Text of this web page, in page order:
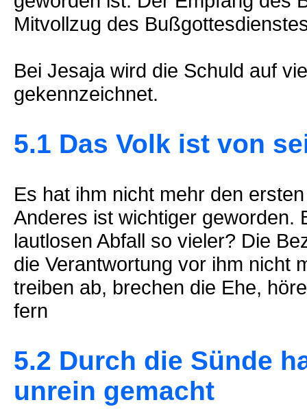
Mitvollzug des
Bei Jesaja wird die Schuld auf
gekennzeichnet.
5.1 Das Volk ist von
Es hat ihm nicht mehr den
Anderes ist wichtiger
lautlosen Abfall so vieler? Die
die Verantwortung vor ihm nicht
treiben ab, brechen die Ehe,
fern
5.2 Durch die Sünde
unrein gemacht